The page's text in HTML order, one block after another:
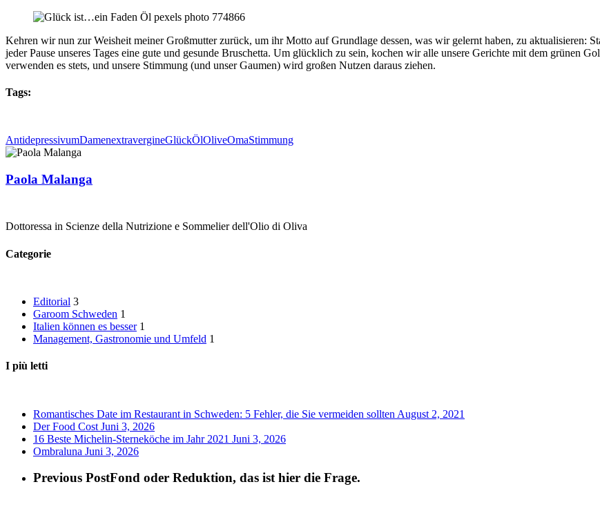
Kehren wir nun zur Weisheit meiner Großmutter zurück, um ihr Motto auf Grundlage dessen, was wir gelernt haben, zu aktualisieren:
jeder Pause unseres Tages eine gute und gesunde Bruschetta. Um glücklich zu sein, kochen wir alle unsere Gerichte mit dem grünen
verwenden es stets, und unsere Stimmung (und unser Gaumen) wird großen Nutzen daraus ziehen.
Tags:
AntidepressivumDamenextravergineGlückÖlOliveOmaStimmung
Paola Malanga
Dottoressa in Scienze della Nutrizione e Sommelier dell'Olio di Oliva
Categorie
Editorial 3
Garoom Schweden 1
Italien können es besser 1
Management, Gastronomie und Umfeld 1
I più letti
Romantisches Date im Restaurant in Schweden: 5 Fehler, die Sie vermeiden sollten August 2, 2021
Der Food Cost Juni 3, 2026
16 Beste Michelin-Sterneköche im Jahr 2021 Juni 3, 2026
Ombraluna Juni 3, 2026
Previous PostFond oder Reduktion, das ist hier die Frage.